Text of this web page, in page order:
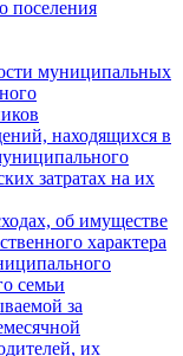
поселения
муниципальных
находящихся в
затратах на их
об имуществе
характера
семьи
за
их